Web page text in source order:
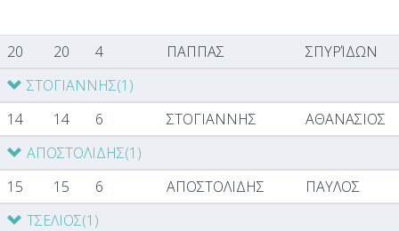
20 20 4 ΠΑΠΠΑΣ
ΣΠΥΡΊΔΩΝ
ΣΤΟΓΙΑΝΝΗΣ(1)
14
14 6 ΣΤΟΓΙΑΝΝΗΣ
ΑΘΑΝΑΣΙΟΣ
ΑΠΟΣΤΟΛΙΔΗΣ(1)
15
15 6 ΑΠΟΣΤΟΛΙΔΗΣ
ΠΑΥΛΟΣ
ΤΣΕΛΙΟΣ(1)